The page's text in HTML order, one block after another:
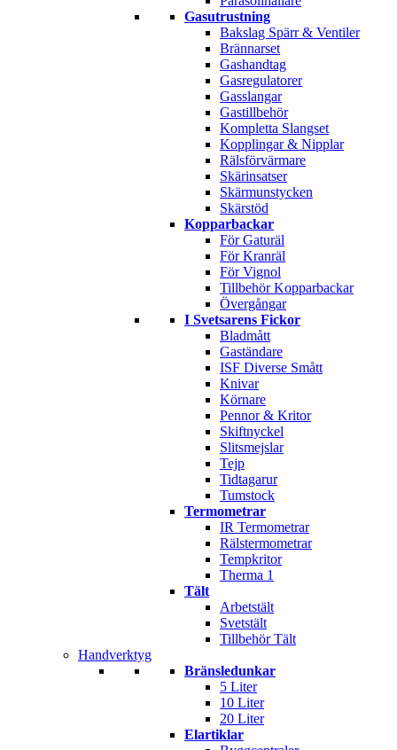
Gasutrustning
Bakslag Spärr & Ventiler
Brännarset
Gashandtag
Gasregulatorer
Gasslangar
Gastillbehör
Kompletta Slangset
Kopplingar & Nipplar
Rälsförvärmare
Skärinsatser
Skärmunstycken
Skärstöd
Kopparbackar
För Gaturäl
För Kranräl
För Vignol
Tillbehör Kopparbackar
Övergångar
I Svetsarens Fickor
Bladmått
Gaständare
ISF Diverse Smått
Knivar
Körnare
Pennor & Kritor
Skiftnyckel
Slitsmejslar
Tejp
Tidtagarur
Tumstock
Termometrar
IR Termometrar
Rälstermometrar
Tempkritor
Therma 1
Tält
Arbetstält
Svetstält
Tillbehör Tält
Handverktyg
Bränsledunkar
5 Liter
10 Liter
20 Liter
Elartiklar